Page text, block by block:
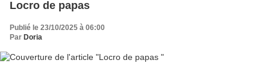
Locro de papas
Publié le 23/10/2025 à 06:00
Par Doria